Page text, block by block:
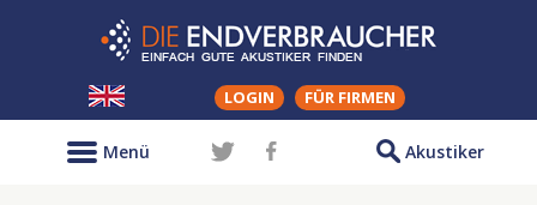
LOGIN FÜR FIRMEN
Akustiker
Menü